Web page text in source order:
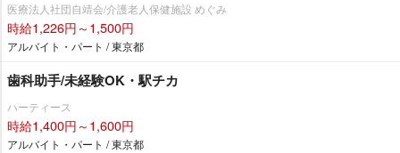
医療法人社団自靖会/介護老人保健施設 めぐみ
時給1,226円～1,500円
アルバイト・パート / 東京都
歯科助手/未経験OK・駅チカ
ハーティース
時給1,400円～1,600円
アルバイト・パート / 東京都